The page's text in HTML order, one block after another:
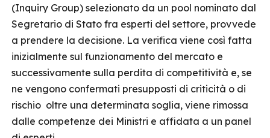
(Inquiry Group) selezionato da un pool nominato dal
Segretario di Stato fra esperti del settore, provvede
a prendere la decisione. La verifica viene così fatta
inizialmente sul funzionamento del mercato e
successivamente sulla perdita di competitività e, se
ne vengono confermati presupposti di criticità o di
rischio oltre una determinata soglia, viene rimossa
dalle competenze dei Ministri e affidata a un panel